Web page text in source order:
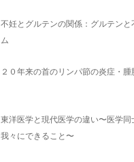
不妊とグルテンの関係：グルテン
ム
２０年来の首のリンパ節の炎症・腫
東洋医学と現代医学の違い〜医学同
我々にできること〜